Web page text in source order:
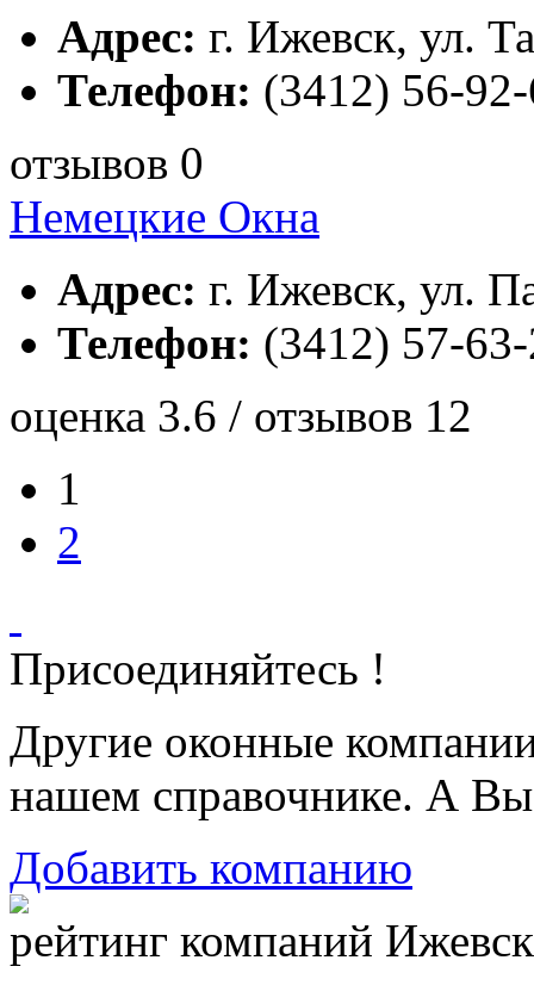
Адрес: г. Ижевск, ул.
Телефон: (3412) 56-
отзывов 0
Немецкие Окна
Адрес: г. Ижевск, ул.
Телефон: (3412) 57-
оценка 3.6 / отзывов 12
1
2
Присоединяйтесь !
Другие оконные
нашем справочнике. А
Добавить компанию
рейтинг компаний